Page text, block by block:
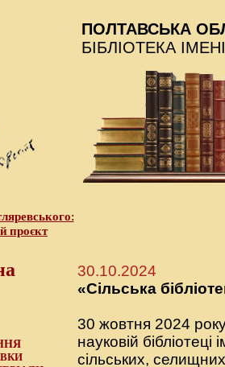
проєкт
ПОЛТАВСЬКА
БІБЛІОТЕКА
30.10.2024
«Сільська
30 жовтня 2024
науковій бібліотеці
сільських,